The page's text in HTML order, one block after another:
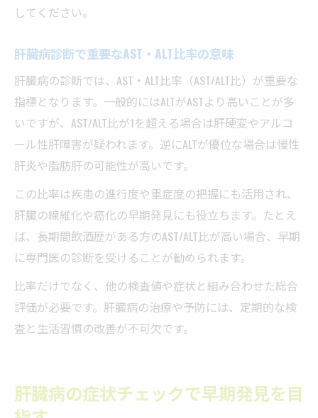
してください。
肝臓病診断で重要なAST・ALT比率の意味
肝臓病の診断では、AST・ALT比率（AST/ALT比）が重要な
指標となります。一般的にはALTがASTより高いことが多
いですが、AST/ALT比が1を超える場合は肝硬変やアルコ
ール性肝障害が疑われます。逆にALTが優位な場合は慢性
肝炎や脂肪肝の可能性が高いです。
この比率は疾患の進行度や重症度の把握にも活用され、
肝臓の線維化や癌化の早期発見にも役立ちます。たとえ
ば、長期間飲酒歴がある方のAST/ALT比が高い場合、早期
に専門医の診断を受けることが勧められます。
比率だけでなく、他の検査値や症状と組み合わせた総合
評価が必要です。肝臓病の治療や予防には、定期的な検
査と生活習慣の改善が不可欠です。
肝臓病の症状チェックで早期発見を目